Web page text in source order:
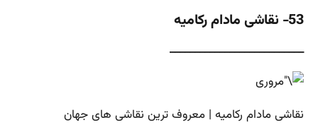
53- نقاشی مادام رکامیه
___________________________
نقاشی مادام رکامیه | معروف ترین نقاشی های جهان